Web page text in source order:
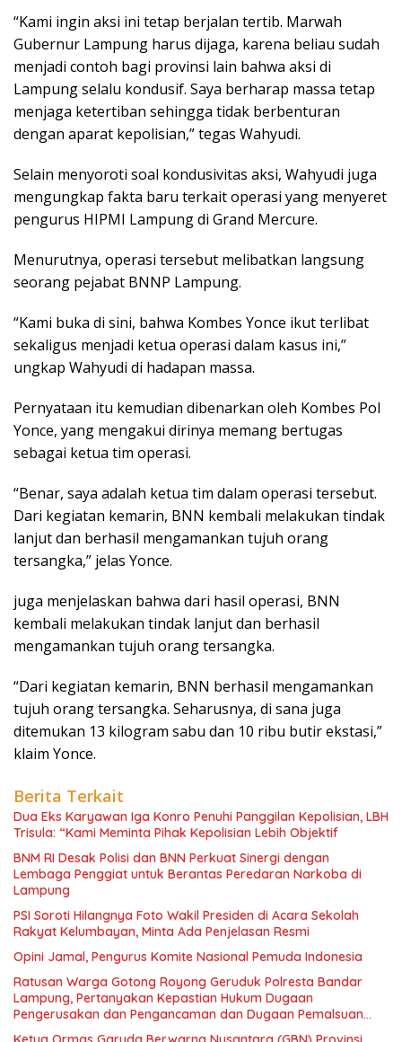
“Kami ingin aksi ini tetap berjalan tertib. Marwah
Gubernur Lampung harus dijaga, karena beliau sudah
menjadi contoh bagi provinsi lain bahwa aksi di
Lampung selalu kondusif. Saya berharap massa tetap
menjaga ketertiban sehingga tidak berbenturan
dengan aparat kepolisian,” tegas Wahyudi.
Selain menyoroti soal kondusivitas aksi, Wahyudi juga
mengungkap fakta baru terkait operasi yang menyeret
pengurus HIPMI Lampung di Grand Mercure.
Menurutnya, operasi tersebut melibatkan langsung
seorang pejabat BNNP Lampung.
“Kami buka di sini, bahwa Kombes Yonce ikut terlibat
sekaligus menjadi ketua operasi dalam kasus ini,”
ungkap Wahyudi di hadapan massa.
Pernyataan itu kemudian dibenarkan oleh Kombes Pol
Yonce, yang mengakui dirinya memang bertugas
sebagai ketua tim operasi.
“Benar, saya adalah ketua tim dalam operasi tersebut.
Dari kegiatan kemarin, BNN kembali melakukan tindak
lanjut dan berhasil mengamankan tujuh orang
tersangka,” jelas Yonce.
juga menjelaskan bahwa dari hasil operasi, BNN
kembali melakukan tindak lanjut dan berhasil
mengamankan tujuh orang tersangka.
“Dari kegiatan kemarin, BNN berhasil mengamankan
tujuh orang tersangka. Seharusnya, di sana juga
ditemukan 13 kilogram sabu dan 10 ribu butir ekstasi,”
klaim Yonce.
Berita Terkait
Dua Eks Karyawan Iga Konro Penuhi Panggilan Kepolisian, LBH
Trisula: “Kami Meminta Pihak Kepolisian Lebih Objektif
BNM RI Desak Polisi dan BNN Perkuat Sinergi dengan
Lembaga Penggiat untuk Berantas Peredaran Narkoba di
Lampung
PSI Soroti Hilangnya Foto Wakil Presiden di Acara Sekolah
Rakyat Kelumbayan, Minta Ada Penjelasan Resmi
Opini Jamal, Pengurus Komite Nasional Pemuda Indonesia
Ratusan Warga Gotong Royong Geruduk Polresta Bandar
Lampung, Pertanyakan Kepastian Hukum Dugaan
Pengerusakan dan Pengancaman dan Dugaan Pemalsuan